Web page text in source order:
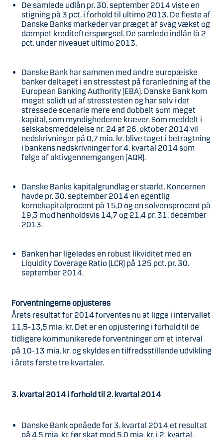
De samlede udlån pr. 30. september 2014 viste en
stigning på 3 pct. i forhold til ultimo 2013. De fleste af
Danske Banks markeder var præget af svag vækst og
dæmpet kreditefterspørgsel. De samlede indlån lå 2
pct. under niveauet ultimo 2013.
Danske Bank har sammen med andre europæiske
banker deltaget i en stresstest på foranledning af the
European Banking Authority (EBA). Danske Bank kom
meget solidt ud af stresstesten og har selv i det
stressede scenarie mere end dobbelt som meget
kapital, som myndighederne kræver. Som meddelt i
selskabsmeddelelse nr. 24 af 26. oktober 2014 vil
nedskrivninger på 0,7 mia. kr. blive taget i betragtning
i bankens nedskrivninger for 4. kvartal 2014 som
følge af aktivgennemgangen (AQR).
Danske Banks kapitalgrundlag er stærkt. Koncernen
havde pr. 30. september 2014 en egentlig
kernekapitalprocent på 15,0 og en solvensprocent på
19,3 mod henholdsvis 14,7 og 21,4 pr. 31. december
2013.
Banken har ligeledes en robust likviditet med en
Liquidity Coverage Ratio (LCR) på 125 pct. pr. 30.
september 2014.
Forventningerne opjusteres
Årets resultat for 2014 forventes nu at ligge i intervallet
11,5-13,5 mia. kr. Det er en opjustering i forhold til de
tidligere kommunikerede forventninger om et interval
på 10-13 mia. kr. og skyldes en tilfredsstillende udvikling
i årets første tre kvartaler.
3. kvartal 2014 i forhold til 2. kvartal 2014
Danske Bank opnåede for 3. kvartal 2014 et resultat
på 4,5 mia. kr. før skat mod 5,0 mia. kr. i 2. kvartal.